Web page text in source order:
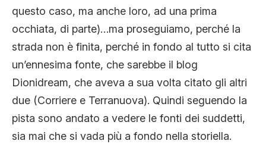
questo caso, ma anche loro, ad una prima
occhiata, di parte)…ma proseguiamo, perché la
strada non è finita, perché in fondo al tutto si cita
un’ennesima fonte, che sarebbe il blog
Dionidream, che aveva a sua volta citato gli altri
due (Corriere e Terranuova). Quindi seguendo la
pista sono andato a vedere le fonti dei suddetti,
sia mai che si vada più a fondo nella storiella.